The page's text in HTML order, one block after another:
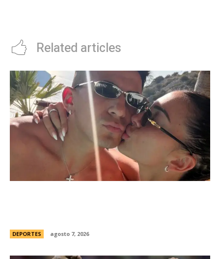
Related articles
DEPORTES agosto 7, 2026